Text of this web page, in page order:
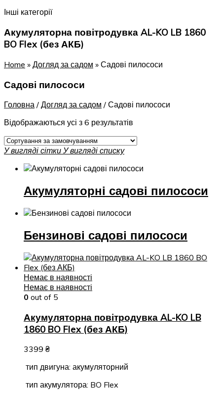
Інші категорії
Акумуляторна повітродувка AL-KO LB 1860
BO Flex (без АКБ)
Home » Догляд за садом » Садові пилососи
Садові пилососи
Головна / Догляд за садом / Садові пилососи
Відображаються усі з 6 результатів
У вигляді сітки У вигляді списку
Акумуляторні садові пилососи
Бензинові садові пилососи
Немає в наявності
Немає в наявності
0 out of 5
Акумуляторна повітродувка AL-KO LB
1860 BO Flex (без АКБ)
3399 ₴
тип двигуна: акумуляторний
тип акумулятора: BO Flex